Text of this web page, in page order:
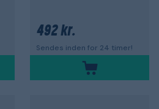
492 kr.
Sendes inden for 24 timer!